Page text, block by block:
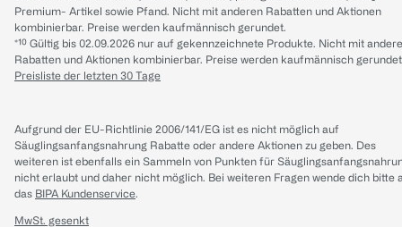
Premium- Artikel sowie Pfand. Nicht mit anderen Rabatten und Aktionen
kombinierbar. Preise werden kaufmännisch gerundet.
*¹⁰ Gültig bis 02.09.2026 nur auf gekennzeichnete Produkte. Nicht mit
Rabatten und Aktionen kombinierbar. Preise werden kaufmännisch
Preisliste der letzten 30 Tage
Aufgrund der EU-Richtlinie 2006/141/EG ist es nicht möglich auf
Säuglingsanfangsnahrung Rabatte oder andere Aktionen zu geben. Des
weiteren ist ebenfalls ein Sammeln von Punkten für
nicht erlaubt und daher nicht möglich. Bei weiteren Fragen wende dich bitte
das BIPA Kundenservice.
MwSt. gesenkt